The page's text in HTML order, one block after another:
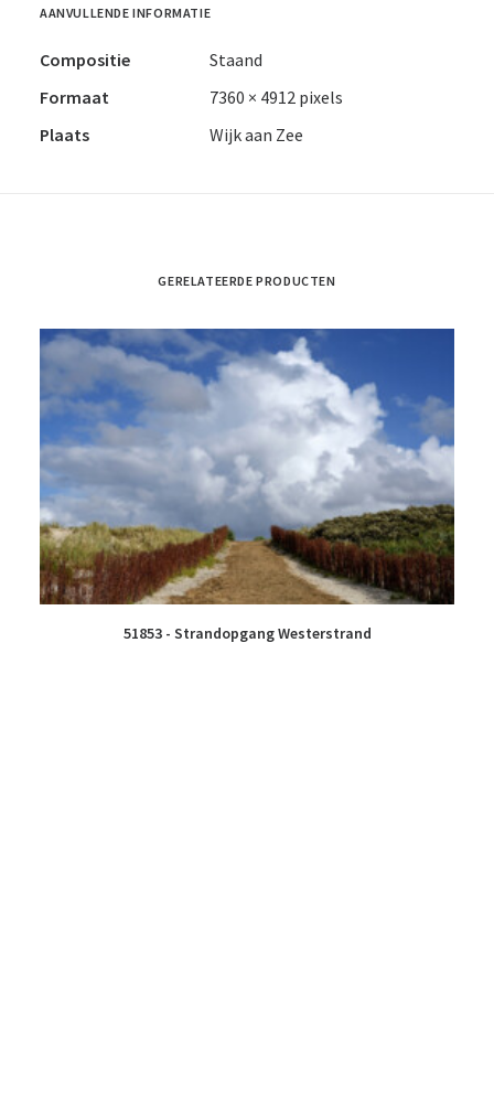
AANVULLENDE INFORMATIE
Compositie
Staand
Formaat
7360 × 4912 pixels
Plaats
Wijk aan Zee
GERELATEERDE PRODUCTEN
51853 - Strandopgang Westerstrand